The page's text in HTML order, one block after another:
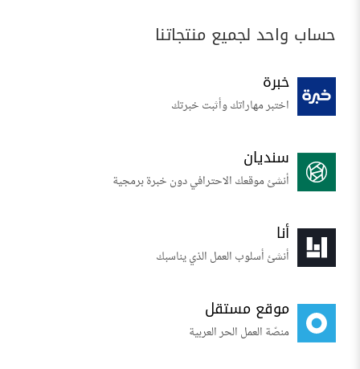
حساب واحد لجميع منتجاتنا
خبرة
اختبر مهاراتك وأثبت خبرتك
سنديان
أنشئ موقعك الاحترافي دون خبرة برمجية
أنا
أنشئ أسلوب العمل الذي يناسبك
موقع مستقل
منصّة العمل الحر العربية